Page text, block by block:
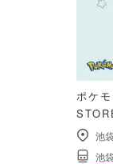
ポケ
池
池